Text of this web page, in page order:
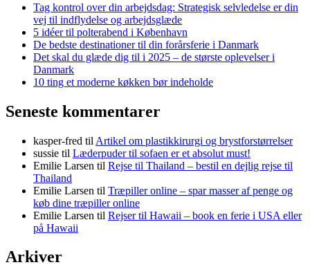
Tag kontrol over din arbejdsdag: Strategisk selvledelse er din
vej til indflydelse og arbejdsglæde
5 idéer til polterabend i København
De bedste destinationer til din forårsferie i Danmark
Det skal du glæde dig til i 2025 – de største oplevelser i
Danmark
10 ting et moderne køkken bør indeholde
Seneste kommentarer
kasper-fred til Artikel om plastikkirurgi og brystforstørrelser
sussie til Læderpuder til sofaen er et absolut must!
Emilie Larsen til Rejse til Thailand – bestil en dejlig rejse til
Thailand
Emilie Larsen til Træpiller online – spar masser af penge og
køb dine træpiller online
Emilie Larsen til Rejser til Hawaii – book en ferie i USA eller
på Hawaii
Arkiver